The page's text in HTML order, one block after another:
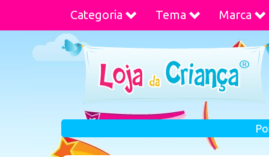
Categoria Tema Marca